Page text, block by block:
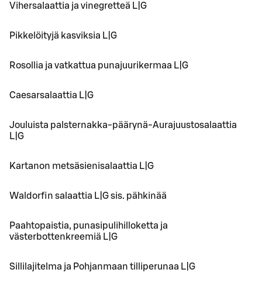
Vihersalaattia ja vinegretteä L|G
Pikkelöityjä kasviksia L|G
Rosollia ja vatkattua punajuurikermaa L|G
Caesarsalaattia L|G
Jouluista palsternakka-päärynä-Aurajuustosalaattia
L|G
Kartanon metsäsienisalaattia L|G
Waldorfin salaattia L|G sis. pähkinää
Paahtopaistia, punasipulihilloketta ja
västerbottenkreemiä L|G
Sillilajitelma ja Pohjanmaan tilliperunaa L|G